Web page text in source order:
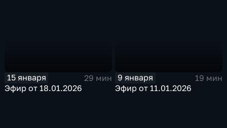
15 января
29 мин
Эфир от 18.01.2026
9 января
19 мин
Эфир от 11.01.2026